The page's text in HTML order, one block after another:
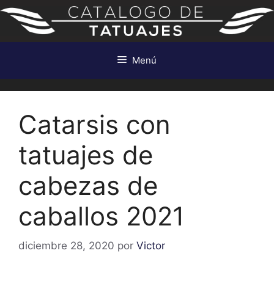
Saltar
contenido
Menú
Catarsis con
tatuajes de
cabezas de
caballos 2021
diciembre 28, 2020 por Victor